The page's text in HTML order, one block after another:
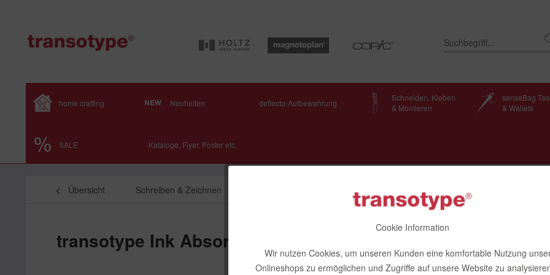
home crafting Neuheiten deflecto-Aufbewahrung
Schneiden, Kleben
& Montieren
senseBag
& Wallets
SALE Kataloge, Flyer, Poster etc.
Cookie Information
Wir nutzen Cookies, um unseren Kunden eine komfortable Nutzung
Onlineshops zu ermöglichen und Zugriffe auf unsere Website zu
Übersicht Schreiben & Zeichnen Ink Absorber + Halteklammer
transotype Ink Absorber Halteklammer